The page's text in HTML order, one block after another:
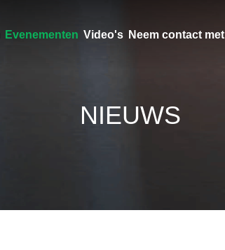
Evenementen Video's Neem contact
NIEUWS